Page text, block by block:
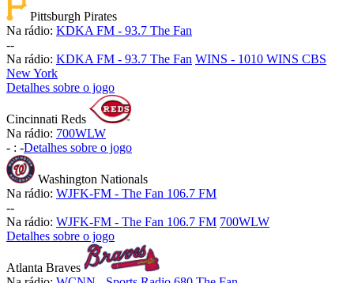
Pittsburgh Pirates
Na rádio: KDKA FM - 93.7 The Fan
--
Na rádio: KDKA FM - 93.7 The Fan WINS - 1010 WINS CBS
New York
Detalhes sobre o jogo
Cincinnati Reds
Na rádio: 700WLW
- : -Detalhes sobre o jogo
Washington Nationals
Na rádio: WJFK-FM - The Fan 106.7 FM
--
Na rádio: WJFK-FM - The Fan 106.7 FM 700WLW
Detalhes sobre o jogo
Atlanta Braves